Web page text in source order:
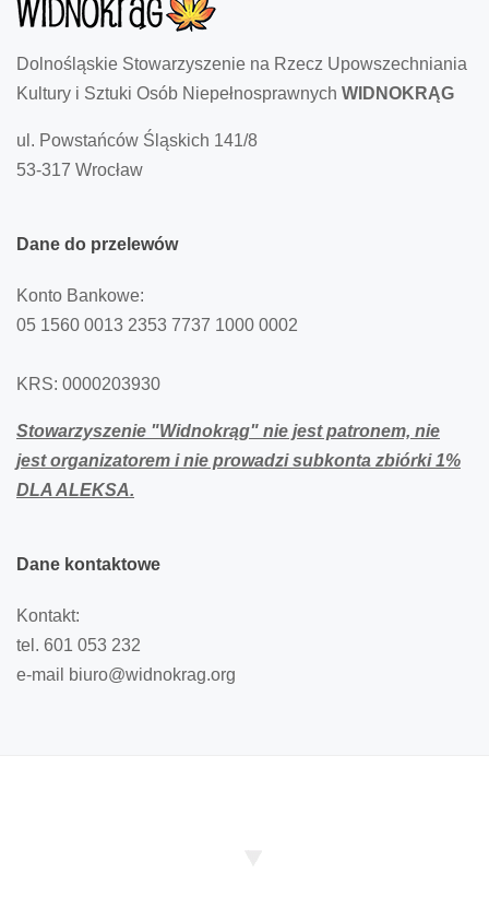
Dolnośląskie Stowarzyszenie na Rzecz Upowszechniania
Kultury i Sztuki Osób Niepełnosprawnych WIDNOKRĄG
ul. Powstańców Śląskich 141/8
53-317 Wrocław
Dane do przelewów
Konto Bankowe:
05 1560 0013 2353 7737 1000 0002
KRS: 0000203930
Stowarzyszenie "Widnokrąg" nie jest patronem, nie
jest organizatorem i nie prowadzi subkonta zbiórki 1%
DLA ALEKSA.
Dane kontaktowe
Kontakt:
tel. 601 053 232
e-mail biuro@widnokrag.org